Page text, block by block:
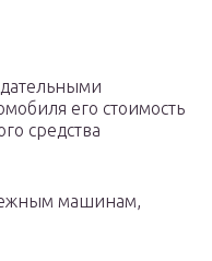
его стоимость
средства
машинам,